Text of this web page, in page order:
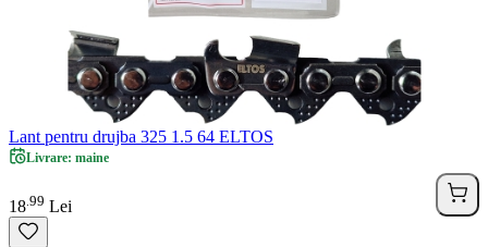
Lant pentru drujba 325 1.5 64 ELTOS
Livrare: maine
18 99 Lei